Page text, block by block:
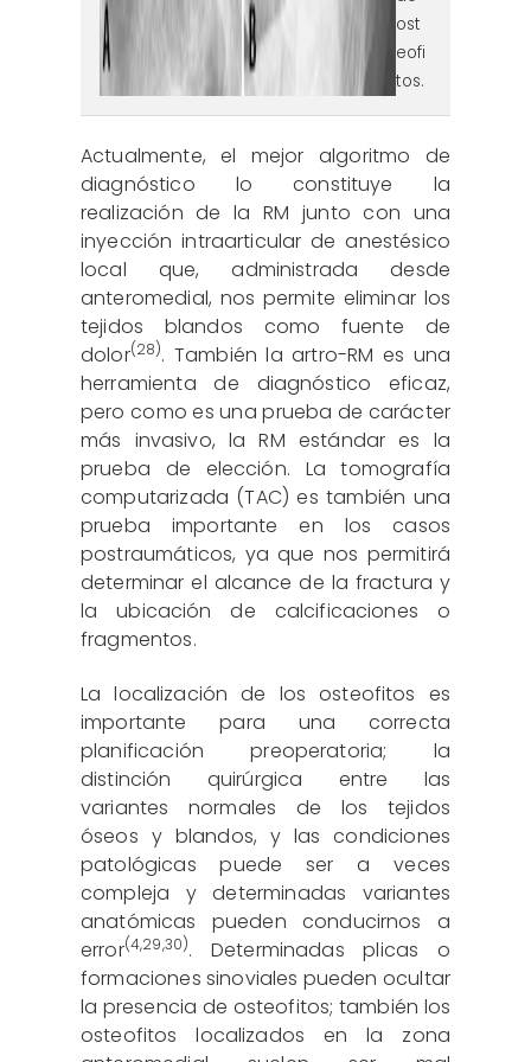
ost
eofi
tos.
Actualmente, el mejor algoritmo de
diagnóstico lo constituye la
realización de la RM junto con una
inyección intraarticular de anestésico
local que, administrada desde
anteromedial, nos permite eliminar los
tejidos blandos como fuente de
dolor(28). También la artro-RM es una
herramienta de diagnóstico eficaz,
pero como es una prueba de carácter
más invasivo, la RM estándar es la
prueba de elección. La tomografía
computarizada (TAC) es también una
prueba importante en los casos
postraumáticos, ya que nos permitirá
determinar el alcance de la fractura y
la ubicación de calcificaciones o
fragmentos.
La localización de los osteofitos es
importante para una correcta
planificación preoperatoria; la
distinción quirúrgica entre las
variantes normales de los tejidos
óseos y blandos, y las condiciones
patológicas puede ser a veces
compleja y determinadas variantes
anatómicas pueden conducirnos a
error(4,29,30). Determinadas plicas o
formaciones sinoviales pueden ocultar
la presencia de osteofitos; también los
osteofitos localizados en la zona